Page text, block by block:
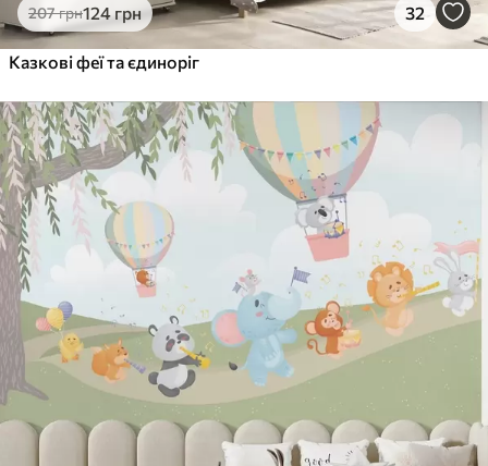
207грн124 грн 32
Казкові феї та єдиноріг